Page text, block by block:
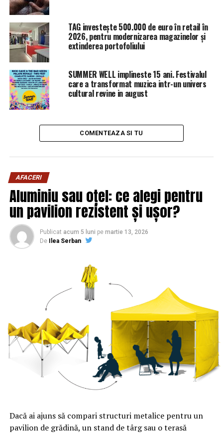
TAG investește 500.000 de euro în retail în
2026, pentru modernizarea magazinelor și
extinderea portofoliului
SUMMER WELL implineste 15 ani. Festivalul
care a transformat muzica intr-un univers
cultural revine in august
COMENTEAZA SI TU
AFACERI
Aluminiu sau oțel: ce alegi pentru
un pavilion rezistent și ușor?
Publicat acum 5 luni pe martie 13, 2026
De
Ilea Serban
Dacă ai ajuns să compari structuri metalice pentru un
pavilion de grădină, un stand de târg sau o terasă